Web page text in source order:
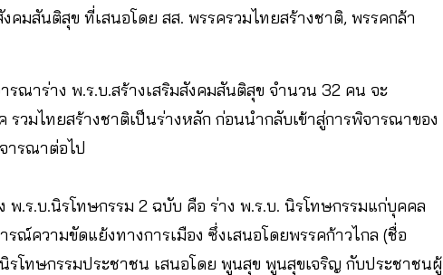
คมสันติสุข ที่เสนอโดย สส. พรรครวมไทยสร้างชาติ, พรรคกล้า
ณาร่าง พ.ร.บ.สร้างเสริมสังคมสันติสุข จำนวน 32 คน จะ
รวมไทยสร้างชาติเป็นร่างหลัก ก่อนนำกลับเข้าสู่การพิจารณาของ
ารณาต่อไป
.ร.บ.นิรโทษกรรม 2 ฉบับ คือ ร่าง พ.ร.บ. นิรโทษกรรมแก่บุคคล
ณ์ความขัดแย้งทางการเมือง ซึ่งเสนอโดยพรรคก้าวไกล (ชื่อ
รโทษกรรมประชาชน เสนอโดย พูนสุข พูนสุขเจริญ กับประชาชนผู้